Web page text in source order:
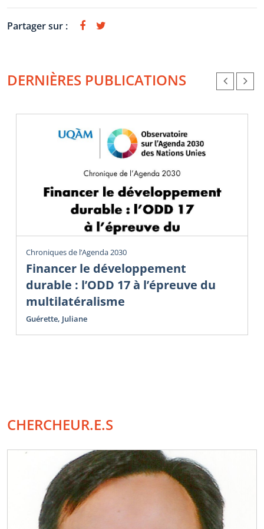
Partager sur :
DERNIÈRES PUBLICATIONS
Chroniques de l’Agenda 2030
Financer le développement
durable : l’ODD 17 à l’épreuve du
multilatéralisme
Guérette, Juliane
CHERCHEUR.E.S